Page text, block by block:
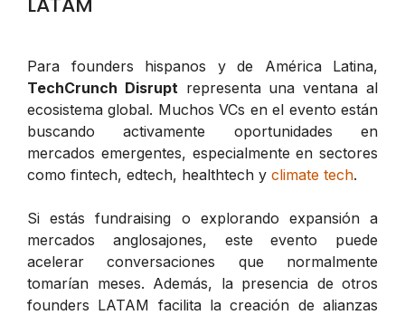
Para founders hispanos y de América Latina,
TechCrunch Disrupt representa una ventana al
ecosistema global. Muchos VCs en el evento están
buscando activamente oportunidades en
mercados emergentes, especialmente en sectores
como fintech, edtech, healthtech y climate tech.
Si estás fundraising o explorando expansión a
mercados anglosajones, este evento puede
acelerar conversaciones que normalmente
tomarían meses. Además, la presencia de otros
founders LATAM facilita la creación de alianzas